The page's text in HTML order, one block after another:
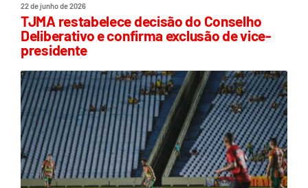
22 de junho de 2026
TJMA restabelece decisão do Conselho
Deliberativo e confirma exclusão de vice-
presidente